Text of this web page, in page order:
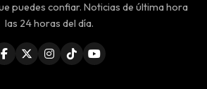
puedes confiar. Noticias de última hora
las 24 horas del día.